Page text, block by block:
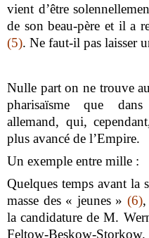
vient d’être
de son beau-père et il a
(5). Ne faut-il pas laisser
Nulle part on ne trouve
pharisaïsme que
allemand, qui,
plus avancé de l’Empire.
Un exemple entre mille :
Quelques temps avant la
masse des « jeunes » (6),
la candidature de M.
Feltow-Beskow-